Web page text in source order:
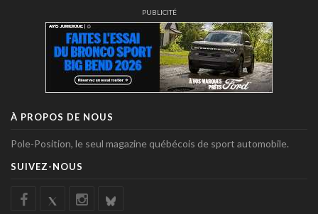
PUBLICITÉ
À PROPOS DE NOUS
Pole-Position, le seul magazine québécois de sport automobile.
SUIVEZ-NOUS